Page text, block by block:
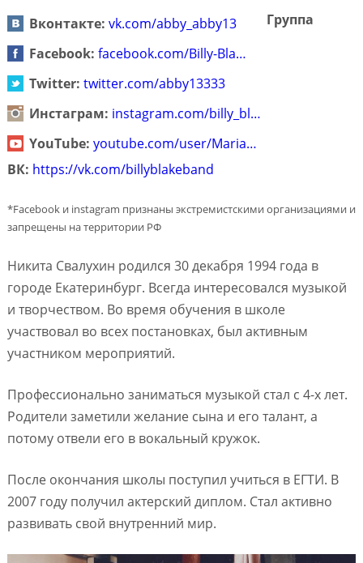
Вконтакте: vk.com/abby_abby13
Facebook: facebook.com/Billy-Bla…
Twitter: twitter.com/abby13333
Инстаграм: instagram.com/billy_bl…
YouTube: youtube.com/user/Maria…
Группа
ВК: https://vk.com/billyblakeband
*Facebook и instagram признаны экстремистскими организациями и
запрещены на территории РФ
Никита Свалухин родился 30 декабря 1994 года в
городе Екатеринбург. Всегда интересовался музыкой
и творчеством. Во время обучения в школе
участвовал во всех постановках, был активным
участником мероприятий.
Профессионально заниматься музыкой стал с 4-х лет.
Родители заметили желание сына и его талант, а
потому отвели его в вокальный кружок.
После окончания школы поступил учиться в ЕГТИ. В
2007 году получил актерский диплом. Стал активно
развивать свой внутренний мир.